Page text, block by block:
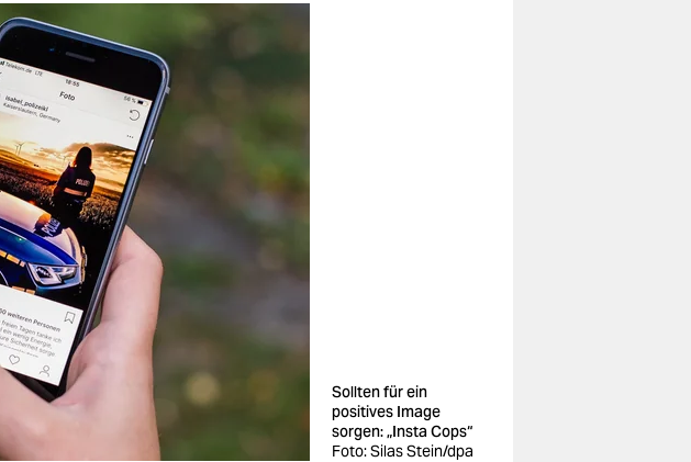
Sollten für ein
positives Image
sorgen: „Insta Cops“
Foto: Silas Stein/dpa